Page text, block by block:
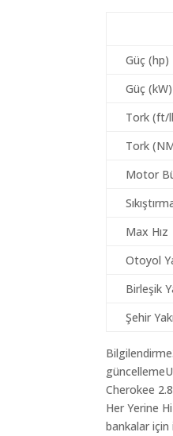
Güç (hp)
Güç (kW)
Tork (ft/
Tork
Motor
Max Hız
Otoyol
Birleşik
Şehir
Cherokee
Her Yerine
bankalar